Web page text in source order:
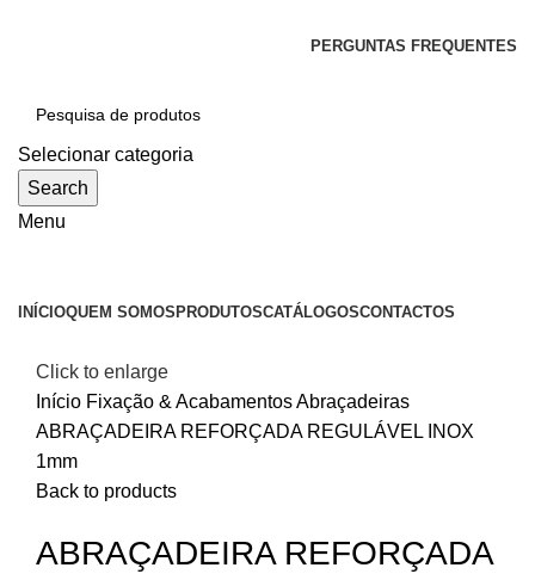
PERGUNTAS FREQUENTES
Selecionar categoria
Search
Menu
INÍCIOQUEM SOMOS PRODUTOSCATÁLOGOSCONTACTOS
Click to enlarge
Início Fixação & AcabamentosAbraçadeiras
ABRAÇADEIRA REFORÇADA REGULÁVEL INOX
1mm
Back to products
ABRAÇADEIRA REFORÇADA